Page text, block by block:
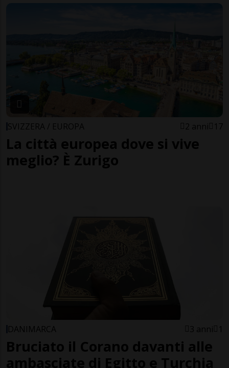
SVIZZERA / EUROPA 2 anni 17
La città europea dove si vive
meglio? È Zurigo
DANIMARCA 3 anni 1
Bruciato il Corano davanti alle
ambasciate di Egitto e Turchia